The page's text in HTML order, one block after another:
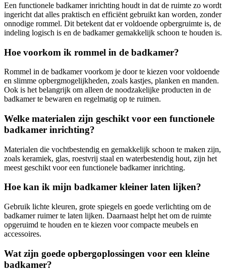
Een functionele badkamer inrichting houdt in dat de ruimte zo wordt
ingericht dat alles praktisch en efficiënt gebruikt kan worden, zonder
onnodige rommel. Dit betekent dat er voldoende opbergruimte is, de
indeling logisch is en de badkamer gemakkelijk schoon te houden is.
Hoe voorkom ik rommel in de badkamer?
Rommel in de badkamer voorkom je door te kiezen voor voldoende
en slimme opbergmogelijkheden, zoals kastjes, planken en manden.
Ook is het belangrijk om alleen de noodzakelijke producten in de
badkamer te bewaren en regelmatig op te ruimen.
Welke materialen zijn geschikt voor een functionele
badkamer inrichting?
Materialen die vochtbestendig en gemakkelijk schoon te maken zijn,
zoals keramiek, glas, roestvrij staal en waterbestendig hout, zijn het
meest geschikt voor een functionele badkamer inrichting.
Hoe kan ik mijn badkamer kleiner laten lijken?
Gebruik lichte kleuren, grote spiegels en goede verlichting om de
badkamer ruimer te laten lijken. Daarnaast helpt het om de ruimte
opgeruimd te houden en te kiezen voor compacte meubels en
accessoires.
Wat zijn goede opbergoplossingen voor een kleine
badkamer?